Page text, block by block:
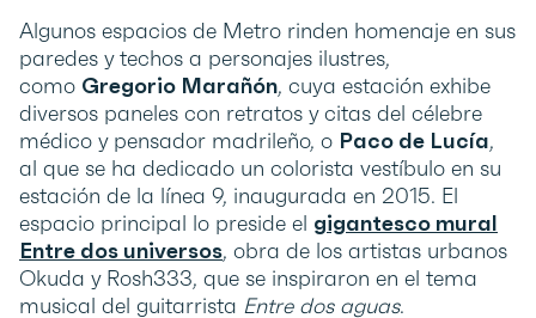
Algunos espacios de Metro rinden homenaje en sus
paredes y techos a personajes ilustres,
como Gregorio Marañón, cuya estación exhibe
diversos paneles con retratos y citas del célebre
médico y pensador madrileño, o Paco de Lucía,
al que se ha dedicado un colorista vestíbulo en su
estación de la línea 9, inaugurada en 2015. El
espacio principal lo preside el gigantesco mural
Entre dos universos, obra de los artistas urbanos
Okuda y Rosh333, que se inspiraron en el tema
musical del guitarrista Entre dos aguas.